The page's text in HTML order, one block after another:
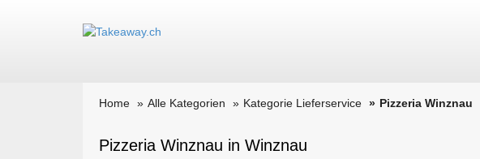
Home Alle Kategorien Kategorie Lieferservice Pizzeria Winznau
Pizzeria Winznau in Winznau